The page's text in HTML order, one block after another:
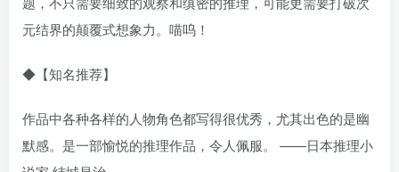
元结界的颠覆式想象力。喵呜！
◆【知名推荐】
作品中各种各样的人物角色都写得很优秀，尤其出色的是幽
默感。是一部愉悦的推理作品，令人佩服。 ——日本推理小